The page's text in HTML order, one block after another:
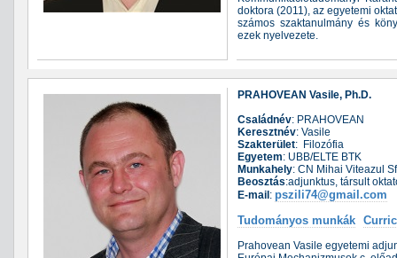
doktora (2011), az egyetemi
számos szaktanulmány és
ezek nyelvezete.
PRAHOVEAN Vasile, Ph.D.
Családnév: PRAHOVEAN
Keresztnév: Vasile
Szakterület: Filozófia
Egyetem: UBB/ELTE BTK
Munkahely: CN Mihai Viteazul
Beosztás:adjunktus, társult
E-mail : pszili74@gmail.com
Tudományos munkák
Prahovean Vasile egyetemi